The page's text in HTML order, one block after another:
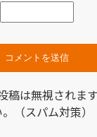
稿は無視されま
（スパム対策）